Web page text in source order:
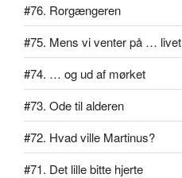
#76. Rorgængeren
#75. Mens vi venter på … livet
#74. … og ud af mørket
#73. Ode til alderen
#72. Hvad ville Martinus?
#71. Det lille bitte hjerte